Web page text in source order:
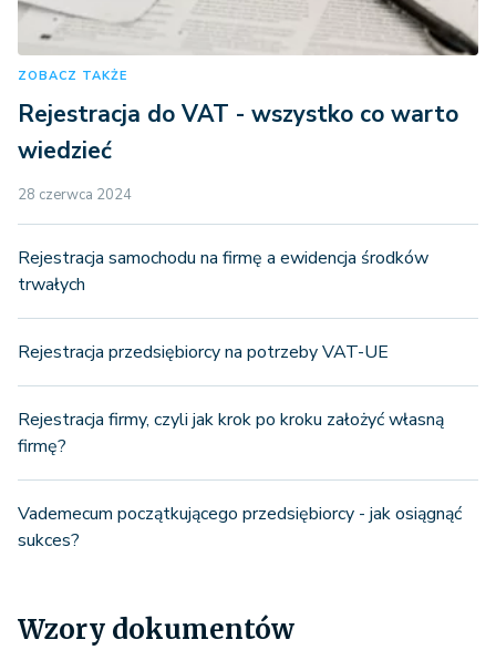
ZOBACZ TAKŻE
Rejestracja do VAT - wszystko co warto
wiedzieć
28 czerwca 2024
Rejestracja samochodu na firmę a ewidencja środków
trwałych
Rejestracja przedsiębiorcy na potrzeby VAT-UE
Rejestracja firmy, czyli jak krok po kroku założyć własną
firmę?
Vademecum początkującego przedsiębiorcy - jak osiągnąć
sukces?
Wzory dokumentów